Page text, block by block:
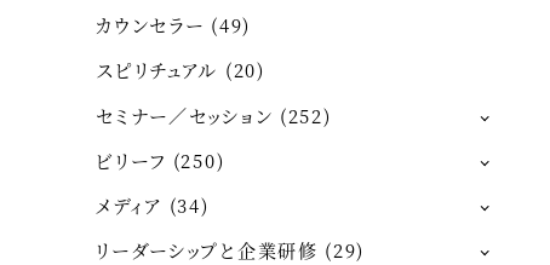
カウンセラー (49)
スピリチュアル (20)
セミナー／セッション (252)
ビリーフ (250)
メディア (34)
リーダーシップと企業研修 (29)